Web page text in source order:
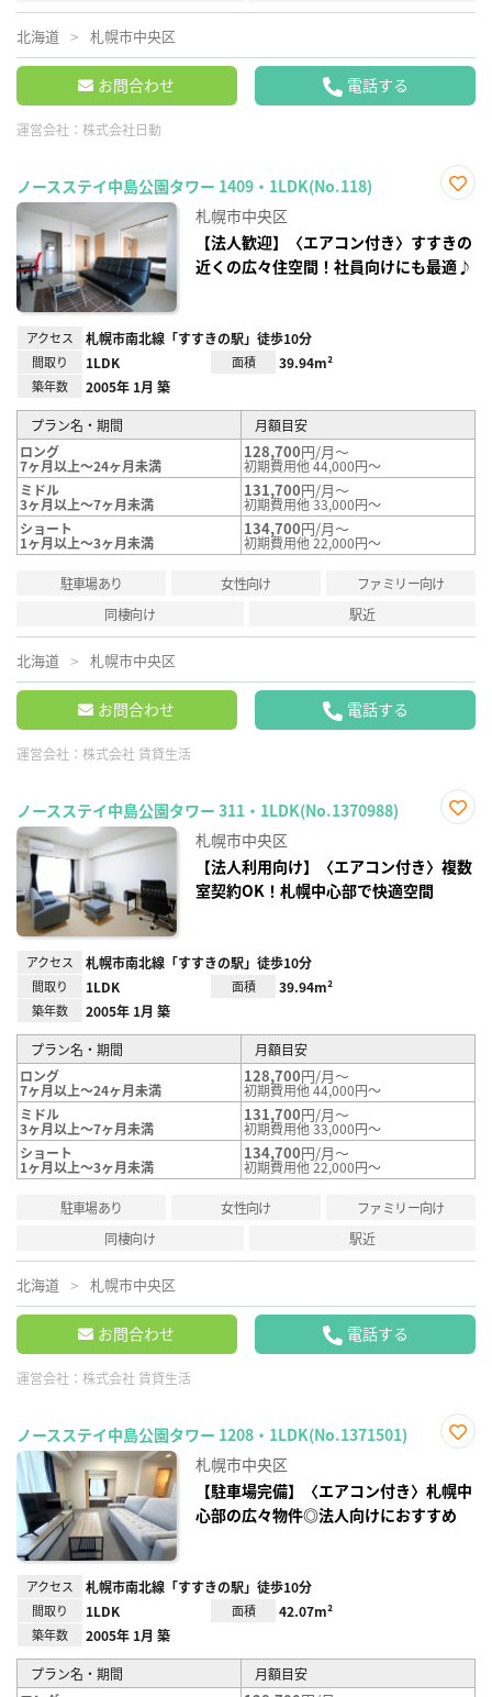
北海道 札幌市中央区
お問合わせ 電話する
運営会社： 株式会社日動
ノースステイ中島公園タワー 1409・1LDK(No.118)
り登
録
札幌市中央区
【法人歓迎】〈エアコン付き〉すすきの
近くの広々住空間！社員向けにも最適♪
アクセス 札幌市南北線「すすきの駅」徒歩10分
間取り 1LDK 面積 39.94m²
築年数 2005年 1月 築
プラン名・期間
月額目安
ロング
7ヶ月以上～24ヶ月未満
128,700円/月～
初期費用他 44,000円～
ミドル
3ヶ月以上～7ヶ月未満
131,700円/月～
初期費用他 33,000円～
ショート
1ヶ月以上～3ヶ月未満
134,700円/月～
初期費用他 22,000円～
駐車場あり 女性向け
ファミリー向け
同棲向け
駅近
北海道 札幌市中央区
お問合わせ 電話する
運営会社： 株式会社 賃貸生活
ノースステイ中島公園タワー 311・1LDK(No.1370988)
り登
録
札幌市中央区
【法人利用向け】〈エアコン付き〉複数
室契約OK！札幌中心部で快適空間
アクセス 札幌市南北線「すすきの駅」徒歩10分
間取り 1LDK 面積 39.94m²
築年数 2005年 1月 築
プラン名・期間
月額目安
ロング
7ヶ月以上～24ヶ月未満
128,700円/月～
初期費用他 44,000円～
ミドル
3ヶ月以上～7ヶ月未満
131,700円/月～
初期費用他 33,000円～
ショート
1ヶ月以上～3ヶ月未満
134,700円/月～
初期費用他 22,000円～
駐車場あり 女性向け
ファミリー向け
同棲向け
駅近
北海道 札幌市中央区
お問合わせ 電話する
運営会社： 株式会社 賃貸生活
ノースステイ中島公園タワー 1208・1LDK(No.1371501)
り登
録
札幌市中央区
【駐車場完備】〈エアコン付き〉札幌中
心部の広々物件◎法人向けにおすすめ
アクセス 札幌市南北線「すすきの駅」徒歩10分
間取り 1LDK 面積 42.07m²
築年数 2005年 1月 築
プラン名・期間
月額目安